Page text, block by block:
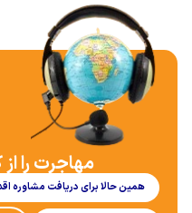
مهاجرت را
همین حالا برای دریافت مشاوره